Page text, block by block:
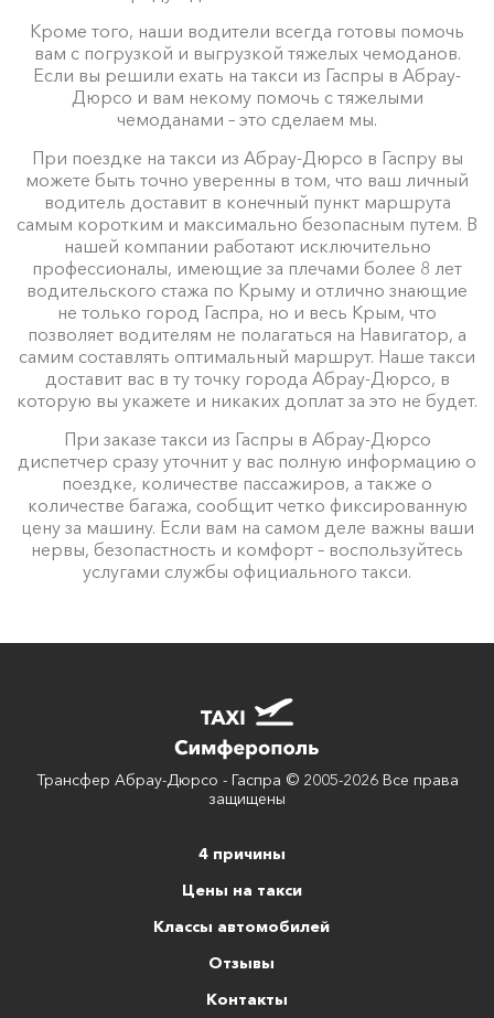
Кроме того, наши водители всегда готовы помочь
вам с погрузкой и выгрузкой тяжелых чемоданов.
Если вы решили ехать на такси из Гаспры в Абрау-
Дюрсо и вам некому помочь с тяжелыми
чемоданами – это сделаем мы.
При поездке на такси из Абрау-Дюрсо в Гаспру вы
можете быть точно уверенны в том, что ваш личный
водитель доставит в конечный пункт маршрута
самым коротким и максимально безопасным путем. В
нашей компании работают исключительно
профессионалы, имеющие за плечами более 8 лет
водительского стажа по Крыму и отлично знающие
не только город Гаспра, но и весь Крым, что
позволяет водителям не полагаться на Навигатор, а
самим составлять оптимальный маршрут. Наше такси
доставит вас в ту точку города Абрау-Дюрсо, в
которую вы укажете и никаких доплат за это не будет.
При заказе такси из Гаспры в Абрау-Дюрсо
диспетчер сразу уточнит у вас полную информацию о
поездке, количестве пассажиров, а также о
количестве багажа, сообщит четко фиксированную
цену за машину. Если вам на самом деле важны ваши
нервы, безопастность и комфорт – воспользуйтесь
услугами службы официального такси.
Трансфер Абрау-Дюрсо - Гаспра © 2005-2026 Все права
защищены
4 причины
Цены на такси
Классы автомобилей
Отзывы
Контакты